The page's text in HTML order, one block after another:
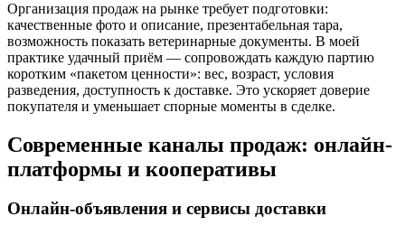
Организация продаж на рынке требует подготовки:
качественные фото и описание, презентабельная тара,
возможность показать ветеринарные документы. В моей
практике удачный приём — сопровождать каждую партию
коротким «пакетом ценности»: вес, возраст, условия
разведения, доступность к доставке. Это ускоряет доверие
покупателя и уменьшает спорные моменты в сделке.
Современные каналы продаж: онлайн-
платформы и кооперативы
Онлайн-объявления и сервисы доставки